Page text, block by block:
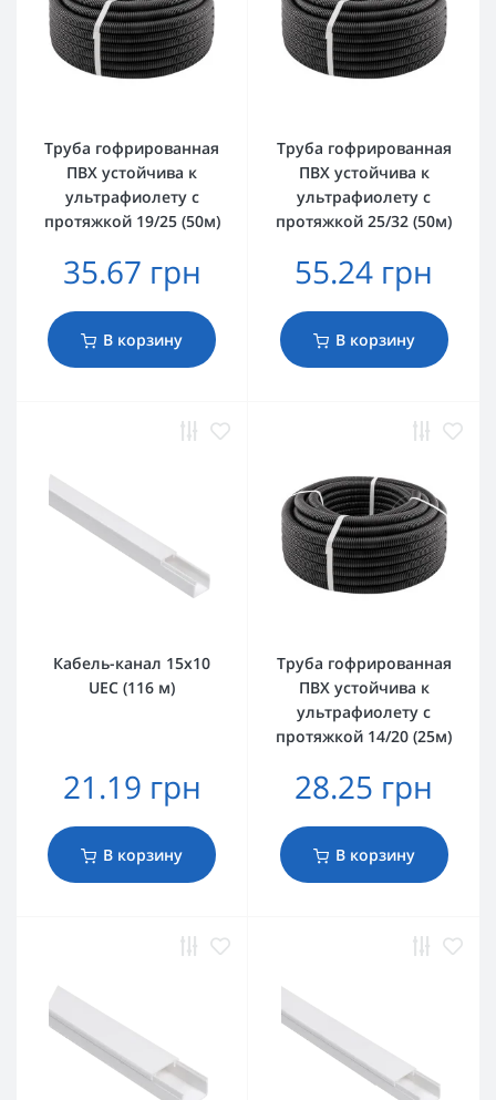
Труба гофрированная
ПВХ устойчива к
ультрафиолету с
протяжкой 19/25 (50м)
35.67 грн
В корзину
Труба гофрированная
ПВХ устойчива к
ультрафиолету с
протяжкой 25/32 (50м)
55.24 грн
В корзину
Кабель-канал 15х10
UEC (116 м)
21.19 грн
В корзину
Труба гофрированная
ПВХ устойчива к
ультрафиолету с
протяжкой 14/20 (25м)
28.25 грн
В корзину